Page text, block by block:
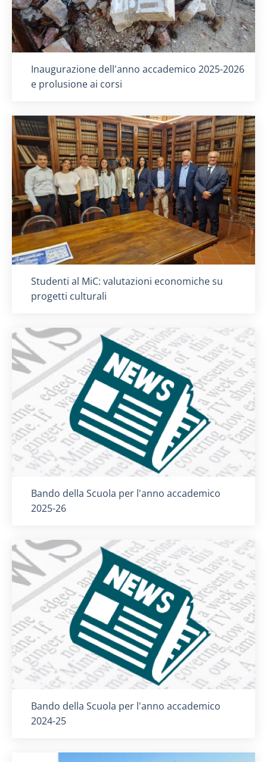
Titolo card:
Inaugurazione dell'anno accademico 2025-2026
e prolusione ai corsi
Titolo card :
Studenti al MiC: valutazioni economiche su
progetti culturali
Titolo card:
Bando della Scuola per l'anno accademico
2025-26
Titolo card:
Bando della Scuola per l'anno accademico
2024-25